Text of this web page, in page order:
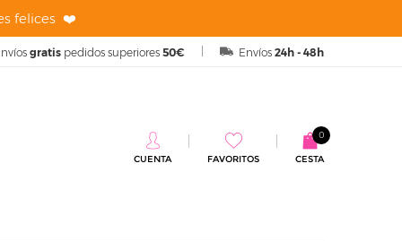
felices ❤️
Envíos 24h - 48h
gratis pedidos superiores 50€
CESTA
0
CUENTA FAVORITOS